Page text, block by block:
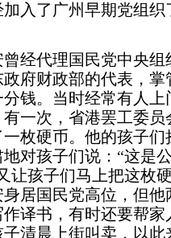
入了广州早期党组
经代理国民党中央
府财政部的代表，
钱。当时经常有人
一次，省港罢工委
枚硬币。他的孩子
对孩子们说：“这是
让孩子们马上把这枚
居国民党高位，但
译书，有时还要帮
清晨上街叫卖，以